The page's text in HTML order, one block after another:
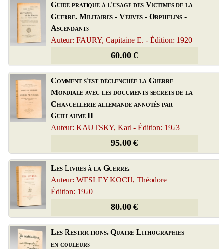
Guide pratique à l'usage des Victimes de la
Guerre. Militaires - Veuves - Orphelins -
Ascendants
Auteur: FAURY, Capitaine E. - Édition: 1920
60.00 €
Comment s'est déclenchée la Guerre
Mondiale avec les documents secrets de la
Chancellerie allemande annotés par
Guillaume II
Auteur: KAUTSKY, Karl - Édition: 1923
95.00 €
Les Livres à la Guerre.
Auteur: WESLEY KOCH, Théodore -
Édition: 1920
80.00 €
Les Restrictions. Quatre Lithographies
en couleurs